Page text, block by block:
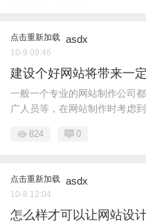
点击重新加载 asdx
10-9 09:46
建设个好网站将带来一
一般一个专业的网站制作公司
广人员等，在网站制作时考虑到
824 0
点击重新加载 asdx
10-8 12:04
怎么样才可以让网站设